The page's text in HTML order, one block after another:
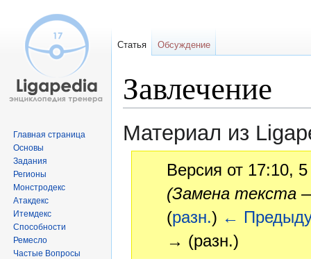
Завлечение
Материал из
Версия от 17:10,
(Замена текста
(разн.) ←
→ (разн.)
Статья Обсуждение
Главная страница
Основы
Задания
Регионы
Монстродекс
Атакдекс
Итемдекс
Способности
Ремесло
Частые Вопросы